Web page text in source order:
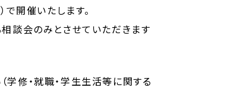
開催いたします。
談会のみとさせていただきます
修・就職・学生生活等に関する